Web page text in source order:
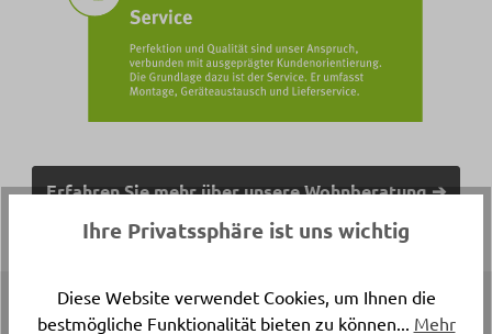
Erfahren Sie mehr über unsere Wohnberatung ➔
Top Marken
Ihre Privatssphäre ist uns wichtig
Diese Website verwendet Cookies, um Ihnen die
bestmögliche Funktionalität bieten zu können... Mehr